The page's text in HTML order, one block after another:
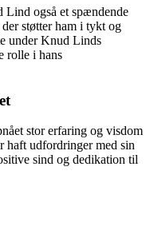
også et spændende
støtter ham i tykt og
under Knud Linds
rolle i hans
stor erfaring og visdom
haft udfordringer med sin
sind og dedikation til